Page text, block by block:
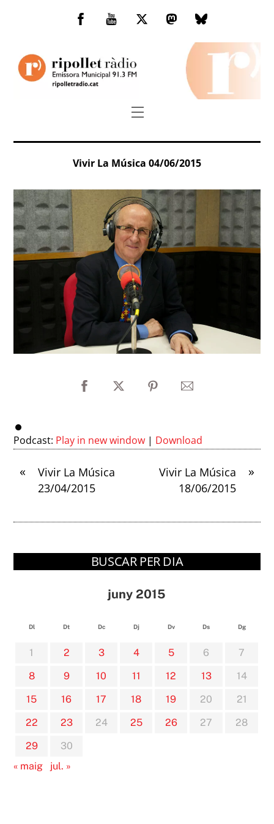
Facebook
You
TwitterMastodonBluesky
Menu
Vivir La Música 04/06/2015
Podcast: Play in new window | Download
«
Vivir La Música
23/04/2015
»
Vivir La Música
18/06/2015
BUSCAR PER DIA
juny 2015
Dl Dt Dc Dj Dv Ds Dg
1 2 3 4 5 6
7
8
9 10 11 12 13
14
15
16 17 18 19 20
21
22
23 24 25 26 27
28
29
30
« maig
jul. »